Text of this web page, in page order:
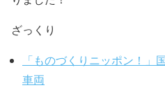
ざっくり
「ものづくりニッポン！」
車両